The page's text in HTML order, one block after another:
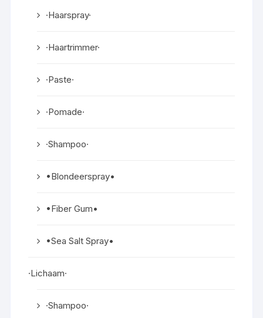
·Haarspray·
·Haartrimmer·
·Paste·
·Pomade·
·Shampoo·
•Blondeerspray•
•Fiber Gum•
•Sea Salt Spray•
·Lichaam·
·Shampoo·